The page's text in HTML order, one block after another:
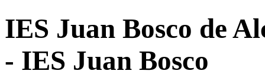
IES Juan Bosco de
- IES Juan Bosco